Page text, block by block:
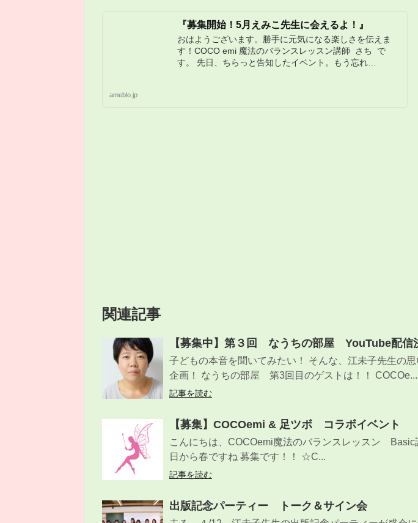
『募集開始！5月えみこ先生に会えるよ！』
おはようございます。勝手に元気になる楽しさを伝えま
す！COCO emi 魔法のバランスレッスン講師 さち で
す。 先日、ちらっと告知したイベント。もう忘れ…
ameblo.jp
関連記事
【募集中】第３回 なうちの部屋 YouTube配信
子どもの本音を聞いてみたい！ そんな、江未子先生の
企画！ なうちの部屋 第3回目のゲストは！！ COCOe...
記事を読む
【募集】COCOemi & 足ツボ コラボイベント
こんにちは、COCOemi魔法のバランスレッスン Basic
日から春ですね 募集です！！ ☆C...
記事を読む
出版記念パーティー トーク＆サイン会